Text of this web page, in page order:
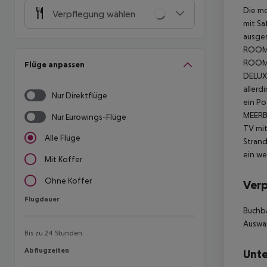
Verpflegung wählen
Flüge anpassen
Nur Direktflüge
Nur Eurowings-Flüge
Alle Flüge
Mit Koffer
Ohne Koffer
Flugdauer
Flugdauer
Bis zu 24 Stunden
Abflugzeiten
Abflugzeiten
Die
mit
ein
TV
ein